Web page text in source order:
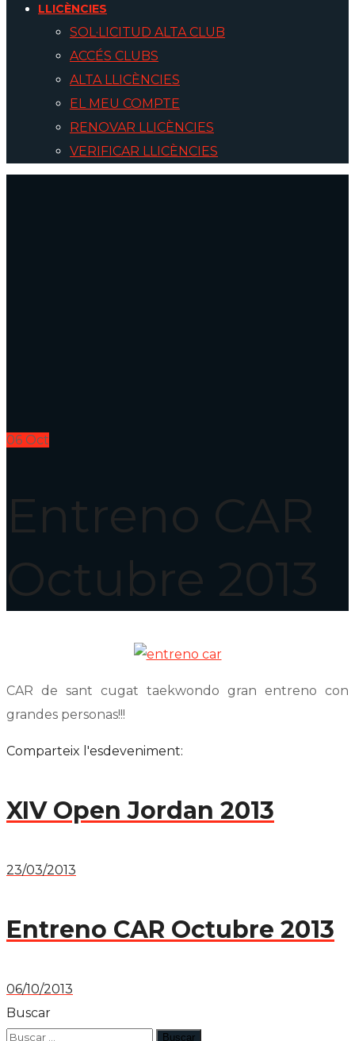
LLICÈNCIES
SOL·LICITUD ALTA CLUB
ACCÉS CLUBS
ALTA LLICÈNCIES
EL MEU COMPTE
RENOVAR LLICÈNCIES
VERIFICAR LLICÈNCIES
06 Oct
Entreno CAR
Octubre 2013
CAR de sant cugat taekwondo gran entreno con
grandes personas!!!
Comparteix l'esdeveniment:
XIV Open Jordan 2013
23/03/2013
Entreno CAR Octubre 2013
06/10/2013
Buscar